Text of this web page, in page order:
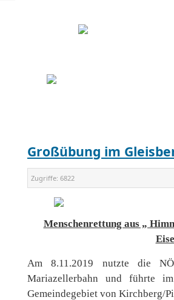
Großübung im
Zugriffe: 6822
Menschenrettung aus „
Am 8.11.2019 nutzte die
Mariazellerbahn und führte
Gemeindegebiet von Kirchberg/